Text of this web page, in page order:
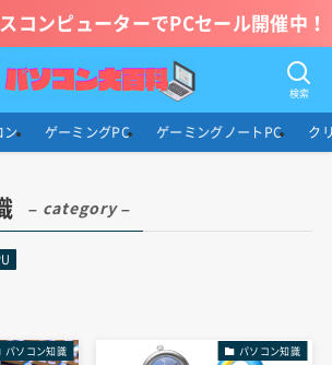
コンピューターでPCセール開催中！
検索
ン ゲーミングPC ゲーミングノートPC ク
– category –
パソコン知識 パソコン知識